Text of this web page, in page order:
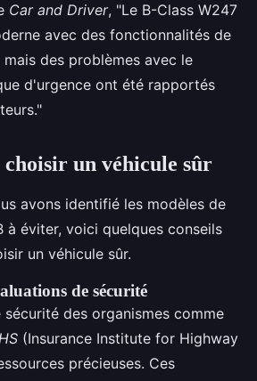
Car and Driver, "Le B-Class W247
avec des fonctionnalités de
des problèmes avec le
d'urgence ont été rapportés
choisir un véhicule sûr
avons identifié les modèles de
à éviter, voici quelques conseils
un véhicule sûr.
de sécurité
sécurité des organismes comme
(Insurance Institute for Highway
précieuses. Ces